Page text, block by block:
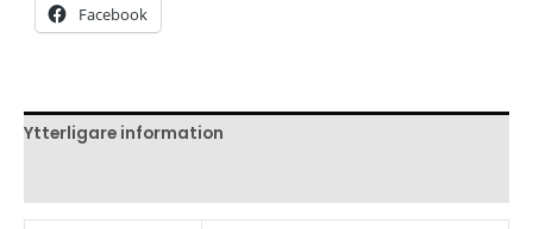
Facebook
Ytterligare information